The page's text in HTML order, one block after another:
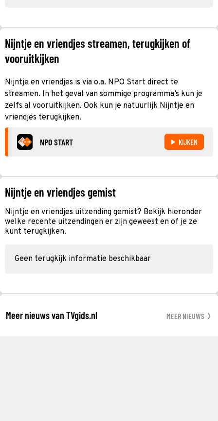
Nijntje en vriendjes streamen, terugkijken of
vooruitkijken
Nijntje en vriendjes is via o.a. NPO Start direct te
streamen. In het geval van sommige programma’s kun je
zelfs al vooruitkijken. Ook kun je natuurlijk Nijntje en
vriendjes terugkijken.
NPO START KIJKEN
Nijntje en vriendjes gemist
Nijntje en vriendjes uitzending gemist? Bekijk hieronder
welke recente uitzendingen er zijn geweest en of je ze
kunt terugkijken.
Geen terugkijk informatie beschikbaar
Meer nieuws van TVgids.nl MEER NIEUWS